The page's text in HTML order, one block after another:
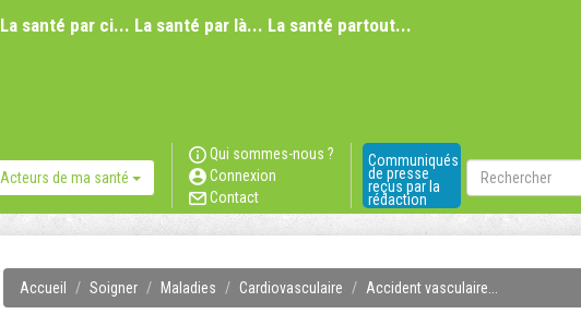
La santé par ci... La santé par là... La santé partout...
Acteurs de ma santé
Qui sommes-nous ?
Connexion
Contact
Communiqués
de presse
reçus par la
rédaction
Rechercher
Accueil Soigner Maladies Cardiovasculaire Accident vasculaire...